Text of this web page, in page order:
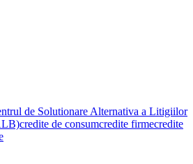
de Solutionare Alternativa a Litigiilor
credite de consumcredite firmecredite